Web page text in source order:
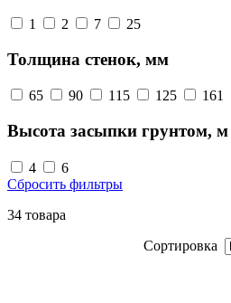
1 2 7 25
Толщина стенок, мм
65 90 115 125 161
Высота засыпки грунтом, м
4
6
Сбросить фильтры
34 товара
Сортировка